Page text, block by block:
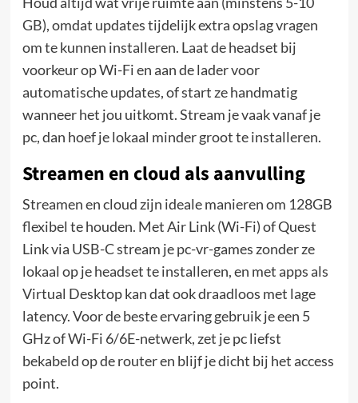
GB), omdat updates tijdelijk extra opslag vragen
om te kunnen installeren. Laat de headset bij
voorkeur op Wi-Fi en aan de lader voor
automatische updates, of start ze handmatig
wanneer het jou uitkomt. Stream je vaak vanaf je
pc, dan hoef je lokaal minder groot te installeren.
Streamen en cloud als aanvulling
Streamen en cloud zijn ideale manieren om 128GB
flexibel te houden. Met Air Link (Wi-Fi) of Quest
Link via USB-C stream je pc-vr-games zonder ze
lokaal op je headset te installeren, en met apps als
Virtual Desktop kan dat ook draadloos met lage
latency. Voor de beste ervaring gebruik je een 5
GHz of Wi-Fi 6/6E-netwerk, zet je pc liefst
bekabeld op de router en blijf je dicht bij het access
point.